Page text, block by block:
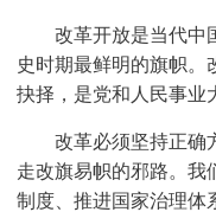
改革开放是当代中国
史时期最鲜明的旗帜。
抉择，是党和人民事业
改革必须坚持正确方
走改旗易帜的邪路。我
制度、推进国家治理体